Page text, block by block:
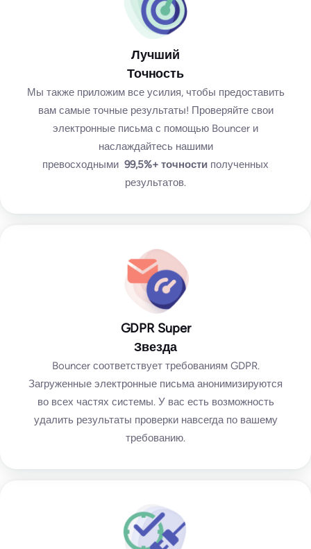
Лучший
Точность
Мы также приложим все усилия, чтобы предоставить
вам самые точные результаты! Проверяйте свои
электронные письма с помощью Bouncer и
наслаждайтесь нашими
превосходными 99,5%+ точности полученных
результатов.
GDPR Super
Звезда
Bouncer соответствует требованиям GDPR.
Загруженные электронные письма анонимизируются
во всех частях системы. У вас есть возможность
удалить результаты проверки навсегда по вашему
требованию.